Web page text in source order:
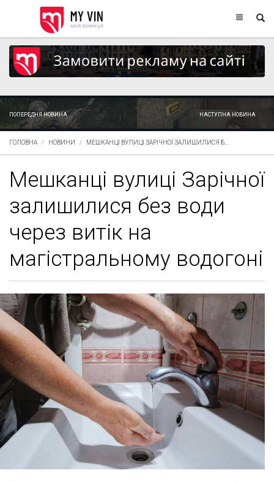
ПОПЕРЕДНЯ НОВИНА НАСТУПНА НОВИНА
ГОЛОВНА НОВИНИ МЕШКАНЦІ ВУЛИЦІ ЗАРІЧНОЇ ЗАЛИШИЛИСЯ Б...
Мешканці вулиці Зарічної
залишилися без води
через витік на
магістральному водогоні